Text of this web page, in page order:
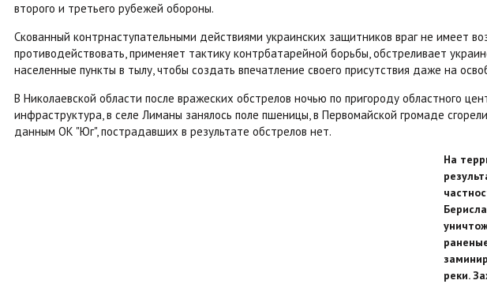
второго и третьего рубежей обороны.
Скованный контрнаступательными действиями украинских защитников враг не имеет
противодействовать, применяет тактику контрбатарейной борьбы, обстреливает
населенные пункты в тылу, чтобы создать впечатление своего присутствия даже на
В Николаевской области после вражеских обстрелов ночью по пригороду областного
инфраструктура, в селе Лиманы занялось поле пшеницы, в Первомайской громаде
данным ОК "Юг", пострадавших в результате обстрелов нет.
На
реки.